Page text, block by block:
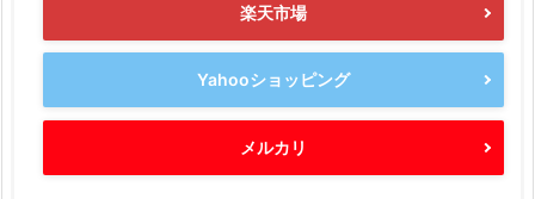
楽天市場
Yahooショッピング
メルカリ